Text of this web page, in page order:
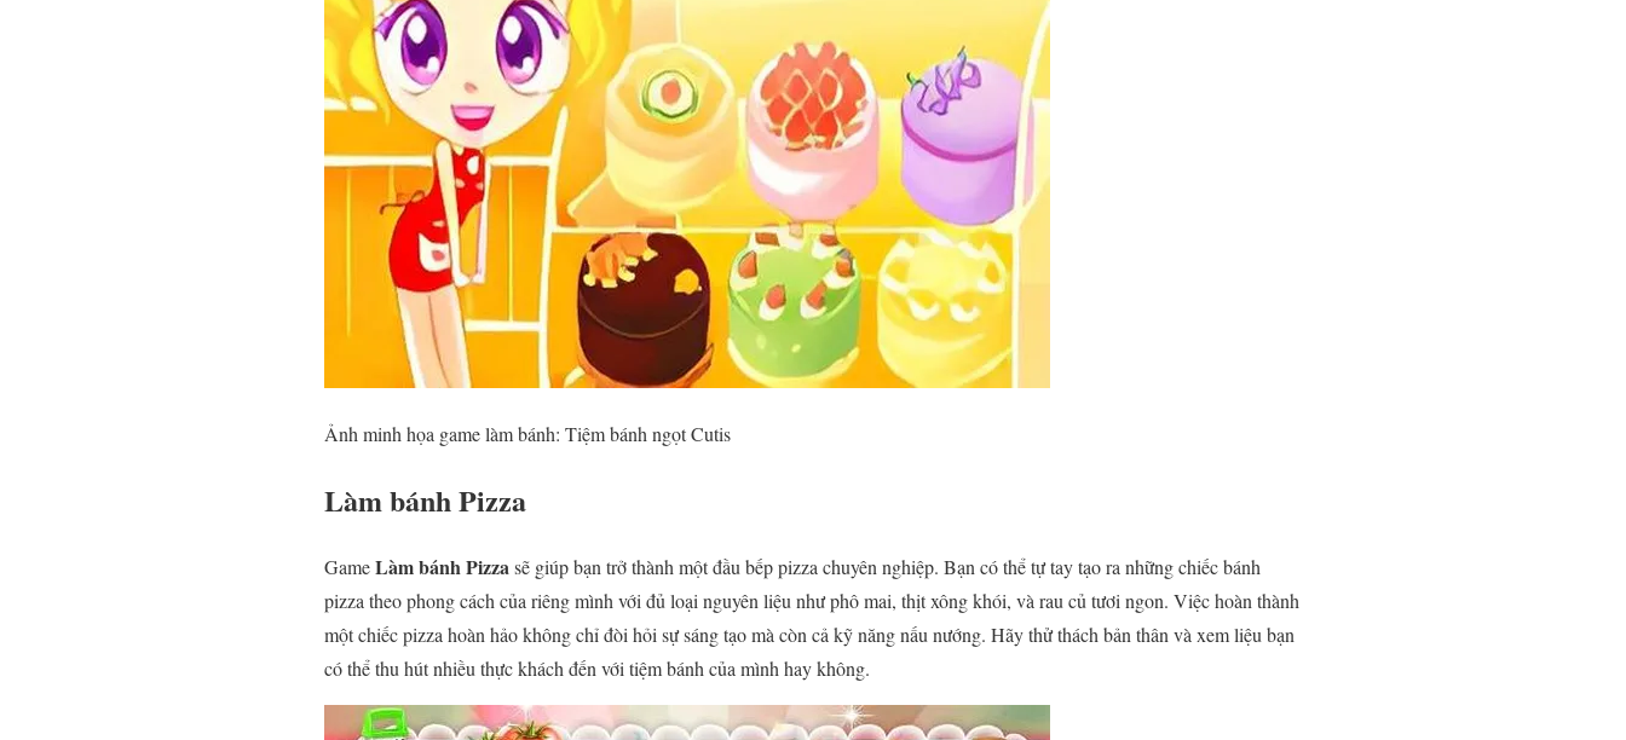
Ảnh minh họa game làm bánh: Tiệm bánh ngọt Cutis
Làm bánh Pizza
GameLàm bánh Pizzasẽ giúp bạn trở thành một đầu bếp pizza chuyên nghiệp. Bạn có thể tự tay tạo ra những chiếc bánh
pizza theo phong cách của riêng mình với đủ loại nguyên liệu như phô mai, thịt xông khói, và rau củ tươi ngon. Việc hoàn thành
một chiếc pizza hoàn hảo không chỉ đòi hỏi sự sáng tạo mà còn cả kỹ năng nấu nướng. Hãy thử thách bản thân và xem liệu bạn
có thể thu hút nhiều thực khách đến với tiệm bánh của mình hay không.